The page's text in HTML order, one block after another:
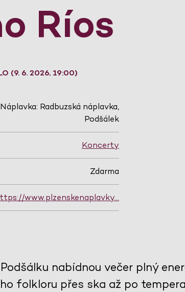
Ríos
(9. 6. 2026, 19:00)
Náplavka: Radbuzská náplavka,
Podšálek
Koncerty
Zdarma
www.plzenskenaplavky…
nabídnou večer plný
folkloru přes ska až po